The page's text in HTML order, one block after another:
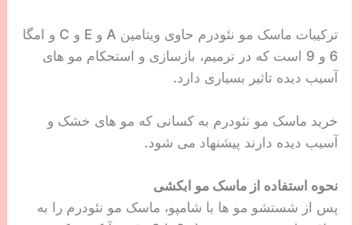
ترکیبات ماسک مو نئودرم حاوی ویتامین A و E و C و امگا
6 و 9 است که در ترمیم، بازسازی و استحکام مو های
آسیب دیده تاثیر بسیاری دارد.
خرید ماسک مو نئودرم به کسانی که مو های خشک و
آسیب دیده دارند پیشنهاد می شود.
نحوه استفاده از ماسک مو ابکشی
پس از شستشو مو ها با شامپو، ماسک مو نئودرم را به